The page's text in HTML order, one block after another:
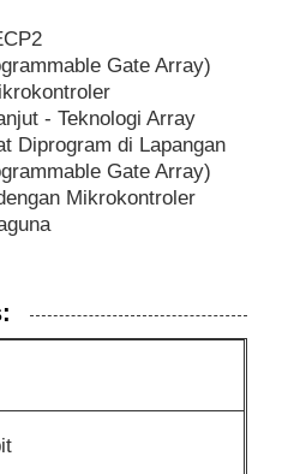
Gate Array)
- Teknologi Array
Diprogram di Lapangan
Gate Array)
Mikrokontroler